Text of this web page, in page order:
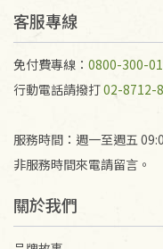
客服專線
免付費專線： 0800-300-
行動電話請撥打02-8712-
服務時間：週一至週五
非服務時間來電請留言。
關於我們